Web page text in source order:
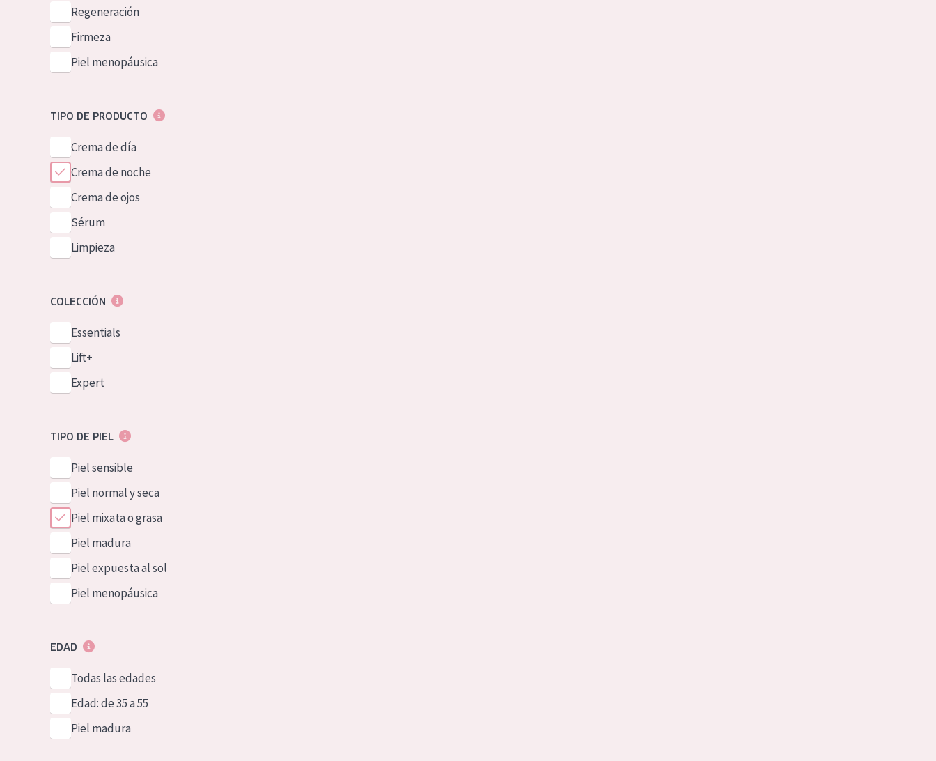
German
Spanish
Greek
Regeneración
Firmeza
Piel menopáusica
TIPO DE PRODUCTO
Crema de día
Crema de noche
Crema de ojos
Sérum
Limpieza
COLECCIÓN
Essentials
Lift+
Expert
TIPO DE PIEL
Piel sensible
Piel normal y seca
Piel mixata o grasa
Piel madura
Piel expuesta al sol
Piel menopáusica
EDAD
Todas las edades
Edad: de 35 a 55
Piel madura